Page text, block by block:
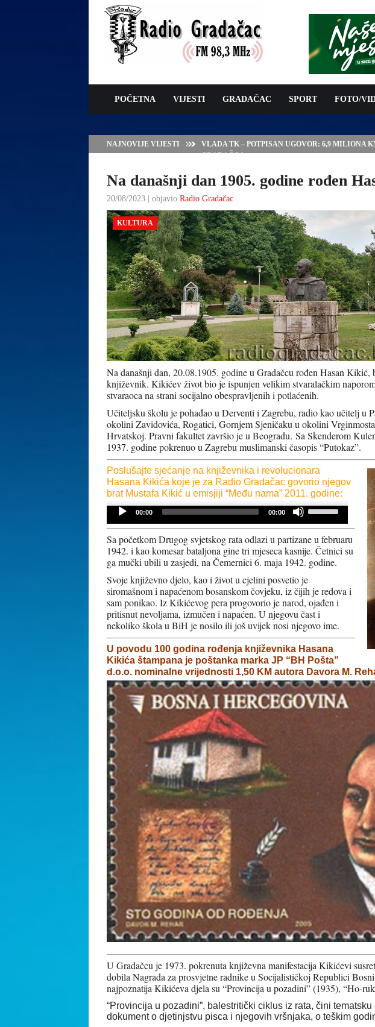
POČETNA VIJESTI GRADAČAC SPORT FOTO/
NAJNOVIJE VIJESTI
VLADA TK – POTPISAN UGOVOR: 6,9 MILIONA
GRADAČCA
Na današnji dan 1905. godine rođen
20/08/2023 | objavio Radio Gradačac
KULTURA
Na današnji dan, 20.08.1905. godine u Gradačcu rođen Hasan Kikić,
književnik. Kikićev život bio je ispunjen velikim stvaralačkim
stvaraoca na strani socijalno obespravljenih i potlaćenih.
Učiteljsku školu je pohađao u Derventi i Zagrebu, radio kao učitelj u
okolini Zavidovića, Rogatici, Gornjem Sjeničaku u okolini
Hrvatskoj. Pravni fakultet završio je u Beogradu. Sa Skenderom
1937. godine pokrenuo u Zagrebu muslimanski časopis “Putokaz”.
Poslušajte sjećanje na književnika i revolucionara
Hasana Kikića koje je za Radio Gradačac govorio njegov
brat Mustafa Kikić u emisjiji “Među nama” 2011. godine:
Audio
00:00 00:00
Use
Up/Down
Arrow
keys
to
increase
or
decrease
volume.
Sa početkom Drugog svjetskog rata odlazi u partizane u februaru
1942. i kao komesar bataljona gine tri mjeseca kasnije. Četnici su
ga mučki ubili u zasjedi, na Čemernici 6. maja 1942. godine.
Svoje književno djelo, kao i život u cjelini posvetio je
siromašnom i napaćenom bosanskom čovjeku, iz čijih je redova i
sam ponikao. Iz Kikićevog pera progovorio je narod, ojađen i
pritisnut nevoljama, izmučen i napaćen. U njegovu čast i
nekoliko škola u BiH je nosilo ili još uvijek nosi njegovo ime.
U povodu 100 godina rođenja književnika Hasana
Kikića štampana je poštanka marka JP “BH Pošta”
d.o.o. nominalne vrijednosti 1,50 KM autora Davora M.
U Gradačcu je 1973. pokrenuta književna manifestacija Kikićevi
dobila Nagrada za prosvjetne radnike u Socijalističkoj Republici
najpoznatija Kikićeva djela su “Provincija u pozadini” (1935), “Ho-
“Provincija u pozadini”, balestritički ciklus iz rata, čini
dokument o djetinjstvu pisca i njegovih vršnjaka, o teškim